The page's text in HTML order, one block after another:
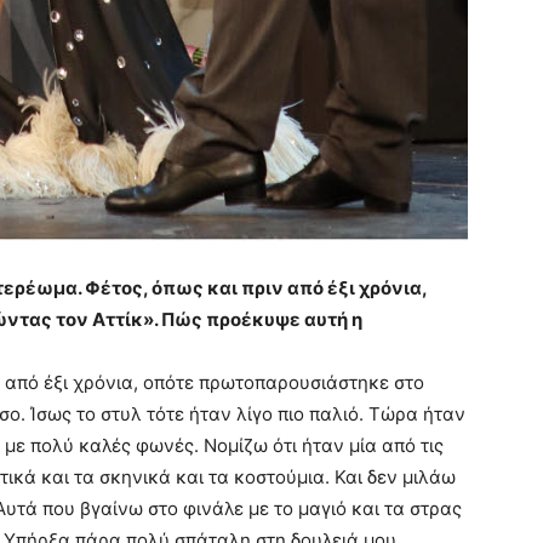
Φέτος, όπως και πριν από έξι χρόνια,
τον Αττίκ». Πώς προέκυψε αυτή η
έξι χρόνια, οπότε πρωτοπαρουσιάστηκε στο
Ίσως το στυλ τότε ήταν λίγο πιο παλιό. Τώρα ήταν
με πολύ καλές φωνές. Νομίζω ότι ήταν μία από τις
και τα σκηνικά και τα κοστούμια. Και δεν μιλάω
που βγαίνω στο φινάλε με το μαγιό και τα στρας